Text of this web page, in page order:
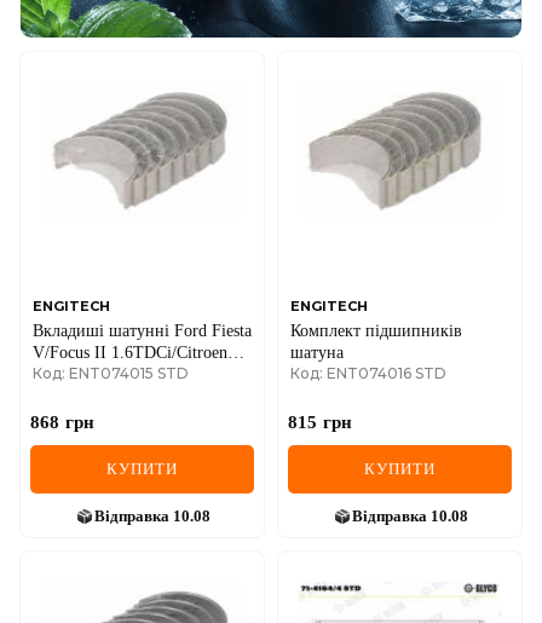
ENGITECH
Вкладиші шатунні Ford Fiesta
V/Focus II 1.6TDCi/Citroen
Berlingo 1.6 HDI (STD)
Код: ENT074015 STD
868 грн
КУПИТИ
Відправка 10.08
ENGITECH
Комплект підшипників
шатуна
Код: ENT074016 STD
815 грн
КУПИТИ
Відправка 10.08